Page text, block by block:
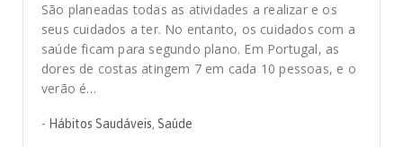
São planeadas todas as atividades a realizar e os
seus cuidados a ter. No entanto, os cuidados com a
saúde ficam para segundo plano. Em Portugal, as
dores de costas atingem 7 em cada 10 pessoas, e o
verão é…
- Hábitos Saudáveis, Saúde